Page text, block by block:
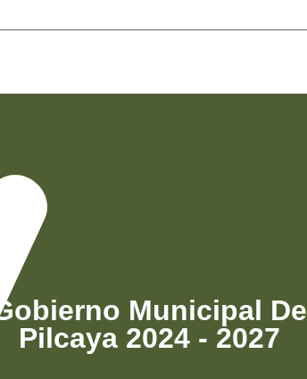
Gobierno Municipal De
Pilcaya 2024 - 2027